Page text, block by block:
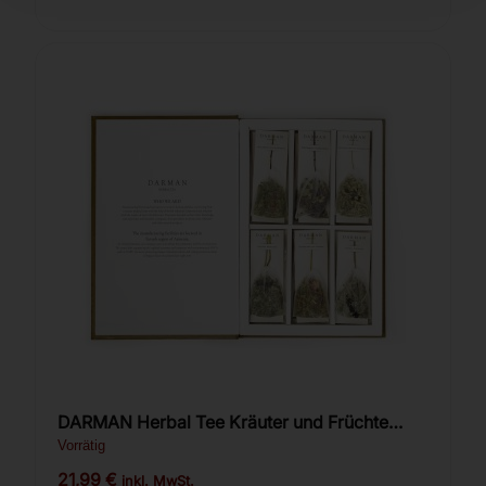
DARMAN Herbal Tee Kräuter und Früchte
Buchbox
Vorrätig
21,99€ inkl. MwSt.